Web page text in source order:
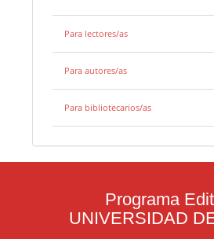
Para lectores/as
Para autores/as
Para bibliotecarios/as
Programa
UNIVERSIDAD